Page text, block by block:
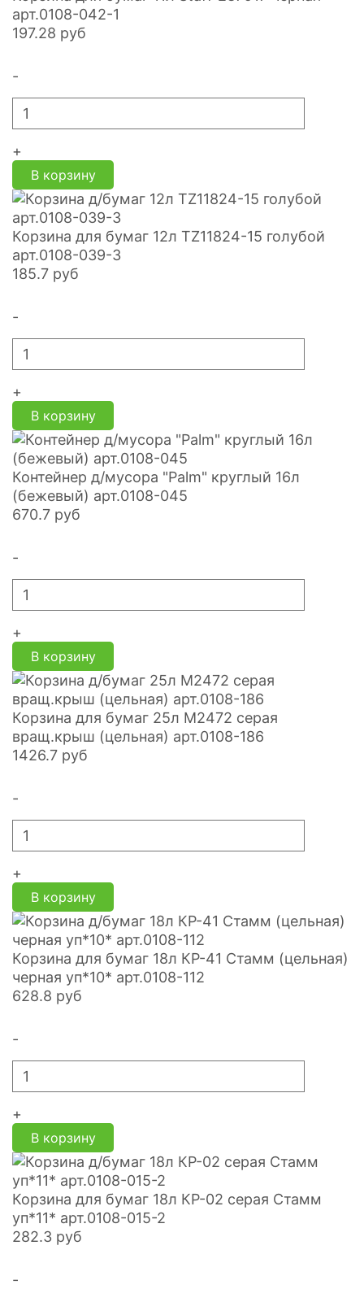
арт.0108-042-1
197.28 руб
-
+
В корзину
Корзина для бумаг 12л TZ11824-15 голубой
арт.0108-039-3
185.7 руб
-
+
В корзину
Контейнер д/мусора "Palm" круглый 16л
(бежевый) арт.0108-045
670.7 руб
-
+
В корзину
Корзина для бумаг 25л М2472 серая
вращ.крыш (цельная) арт.0108-186
1426.7 руб
-
+
В корзину
Корзина для бумаг 18л КР-41 Стамм (цельная)
черная уп*10* арт.0108-112
628.8 руб
-
+
В корзину
Корзина для бумаг 18л КР-02 серая Стамм
уп*11* арт.0108-015-2
282.3 руб
-